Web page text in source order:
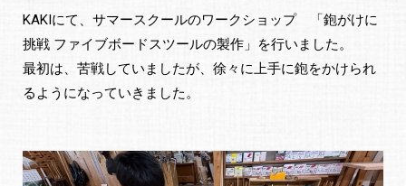
KAKIにて、サマースクールのワークショップ 「鉋がけに
挑戦 ファイブボードスツールの製作」を行いました。
最初は、苦戦していましたが、徐々に上手に鉋をかけられ
るようになっていきました。